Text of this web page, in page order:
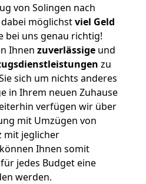
von Solingen nach
möglichstviel Geld
bei uns genau richtig!
Ihnen zuverlässige und
zu
sich um nichts anderes
in Ihrem neuen Zuhause
verfügen wir über
mit Umzügen von
mit jeglicher
Ihnen somit
jedes Budget eine
werden.